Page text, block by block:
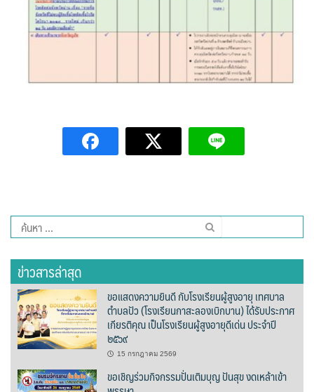
ธุรกิจนำเที่ยว/ตัวแทนท่องเที่ยว
นครน่านทัวร์
รถโดยสารประจำทาง ปัว – บ่อเกลือ
ลักษณาคาร์เร้นท์
สมบัติทัวร์ (ทุ่งช้าง – กรุงเทพฯ)
สุวัฒนายานยนต์
ค้นหา
สำหรับ:
ข่าวสารล่าสุด
ขอแสดงความยินดี กับโรงเรียนผู้สูงอายุ เทศบาล
ตำบลปัว (โรงเรียนกาสะลองเบิกบาน) ได้รับประกาศ
เกียรติคุณ เป็นโรงเรียนผู้สูงอายุดีเด่น ประจำปี
๒๕๖๙
15 กรกฎาคม 2569
ขอเชิญร่วมกิจกรรมปั่นเติมบุญ ปันสุข งดเหล้าเข้า